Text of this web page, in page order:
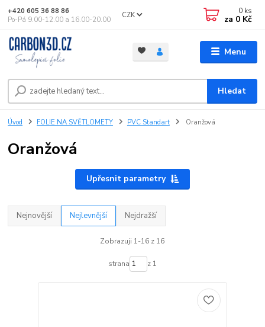
Menu
CZK
Hledat
+420 605 36 88 86
Po-Pá 9.00-12.00 a 16.00-20.00
0 ks
za 0 Kč
Úvod FOLIE NA SVĚTLOMETY PVC Standart Oranžová
Oranžová
Upřesnit parametry
Nejnovější Nejlevnější Nejdražší
Zobrazuji 1-16 z 16
strana z 1